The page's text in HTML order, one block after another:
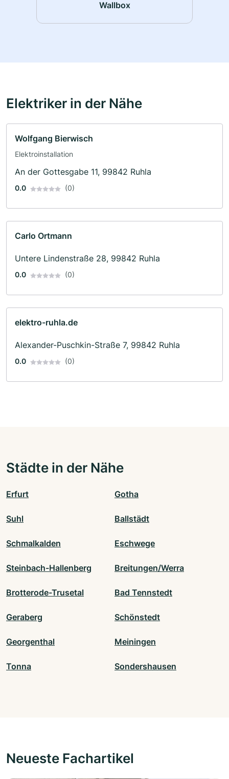
Wallbox
Elektriker in der Nähe
Wolfgang Bierwisch
Elektroinstallation
An der Gottesgabe 11, 99842 Ruhla
0.0 (0)
Carlo Ortmann
Untere Lindenstraße 28, 99842 Ruhla
0.0 (0)
elektro-ruhla.de
Alexander-Puschkin-Straße 7, 99842 Ruhla
0.0 (0)
Städte in der Nähe
Erfurt Gotha
Suhl Ballstädt
Schmalkalden Eschwege
Steinbach-Hallenberg Breitungen/Werra
Brotterode-Trusetal Bad Tennstedt
Geraberg Schönstedt
Georgenthal Meiningen
Tonna Sondershausen
Neueste Fachartikel